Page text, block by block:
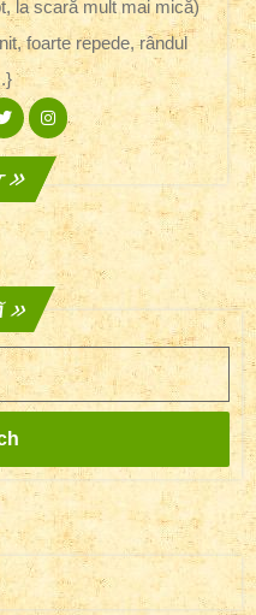
Urbană
+
WAHM
Piatra
Neamţ
În
Acţiune
foarte repede, rândul
TwitterInstagram
MAI
MULT